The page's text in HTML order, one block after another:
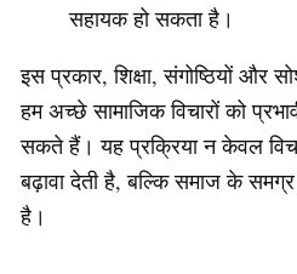
सहायक हो सकता है।
इस प्रकार, शिक्षा, संगोष्ठियों और
हम अच्छे सामाजिक विचारों को
सकते हैं। यह प्रक्रिया न केवल
बढ़ावा देती है, बल्कि समाज के
है।